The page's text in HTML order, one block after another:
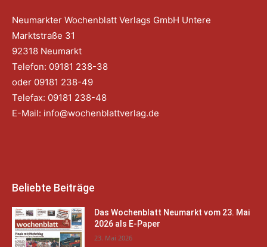
Neumarkter Wochenblatt Verlags GmbH Untere
Marktstraße 31
92318 Neumarkt
Telefon: 09181 238-38
oder 09181 238-49
Telefax: 09181 238-48
E-Mail: info@wochenblattverlag.de
Beliebte Beiträge
Das Wochenblatt Neumarkt vom 23. Mai
2026 als E-Paper
23. Mai 2026